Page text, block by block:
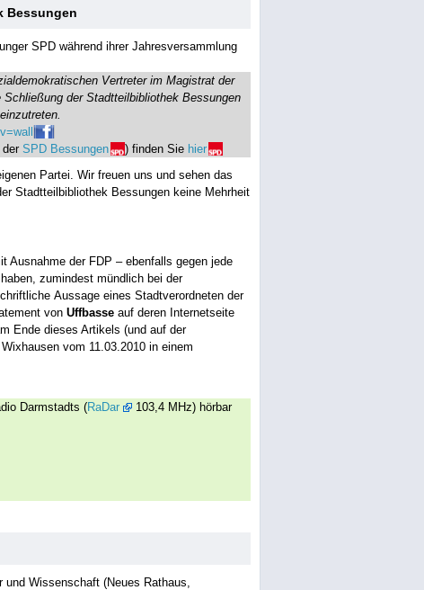
Bessungen
SPD während ihrer Jahresversammlung
Vertreter im Magistrat der
der Stadtteilbibliothek Bessungen
SPD Bessungen ) finden Sie hier
Partei. Wir freuen uns und sehen das
Stadtteilbibliothek Bessungen keine Mehrheit
Ausnahme der FDP – ebenfalls gegen jede
zumindest mündlich bei der
Aussage eines Stadtverordneten der
von Uffbasse auf deren Internetseite
Ende dieses Artikels (und auf der
vom 11.03.2010 in einem
Darmstadts (RaDar
103,4 MHz) hörbar
Wissenschaft (Neues Rathaus,